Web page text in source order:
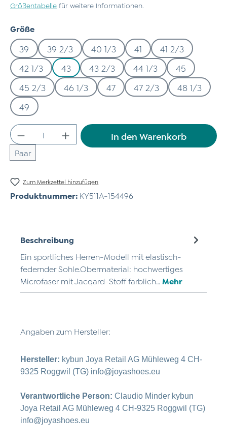
Größentabelle für weitere Informationen.
Größeauswählen
39 39 2/3 40 1/3 41
41 2/3
42 1/3
43 43 2/3 44 1/3
45
45 2/3
46 1/3 47 47 2/3
48 1/3
49
Produkt Anzahl: Gib den gewünschten
Paar
In den Warenkorb
Zum Merkzettel hinzufügen
Produktnummer: KY511A-154496
Beschreibung
Ein sportliches Herren-Modell mit elastisch-
federnder Sohle.Obermaterial: hochwertiges
Microfaser mit Jacqard-Stoff farblich… Mehr
Angaben zum Hersteller:
Hersteller: kybun Joya Retail AG Mühleweg 4 CH-
9325 Roggwil (TG) info@joyashoes.eu
Verantwortliche Person: Claudio Minder kybun
Joya Retail AG Mühleweg 4 CH-9325 Roggwil (TG)
info@joyashoes.eu